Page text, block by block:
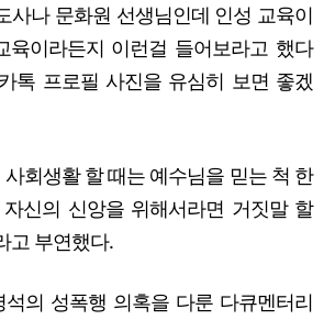
사나 문화원 선생님인데 인성 교육이
육이라든지 이런걸 들어보라고 했다
톡 프로필 사진을 유심히 보면 좋겠
사회생활 할 때는 예수님을 믿는 척 한
신의 신앙을 위해서라면 거짓말 할
고 부연했다.
석의 성폭행 의혹을 다룬 다큐멘터리